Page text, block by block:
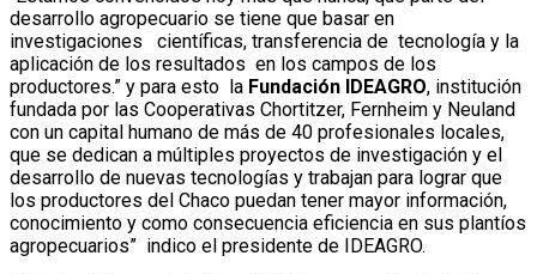
desarrollo agropecuario se tiene que basar en
investigaciones científicas, transferencia de tecnología y la
aplicación de los resultados en los campos de los
productores.” y para esto la Fundación IDEAGRO, institución
fundada por las Cooperativas Chortitzer, Fernheim y Neuland
con un capital humano de más de 40 profesionales locales,
que se dedican a múltiples proyectos de investigación y el
desarrollo de nuevas tecnologías y trabajan para lograr que
los productores del Chaco puedan tener mayor información,
conocimiento y como consecuencia eficiencia en sus plantíos
agropecuarios” indico el presidente de IDEAGRO.